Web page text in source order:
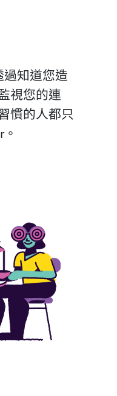
過知道您造
視您的連
慣的人都只